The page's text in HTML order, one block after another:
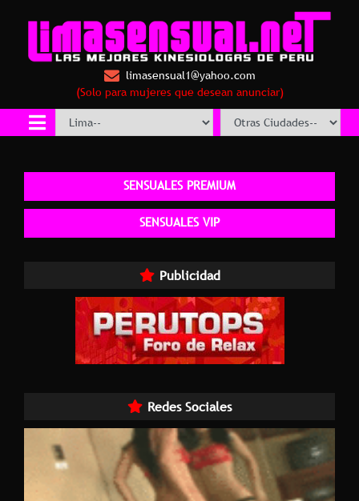
limasensual1@yahoo.com
(Solo para mujeres que desean anunciar)
Publicidad
SENSUALES PREMIUM
SENSUALES VIP
Redes Sociales